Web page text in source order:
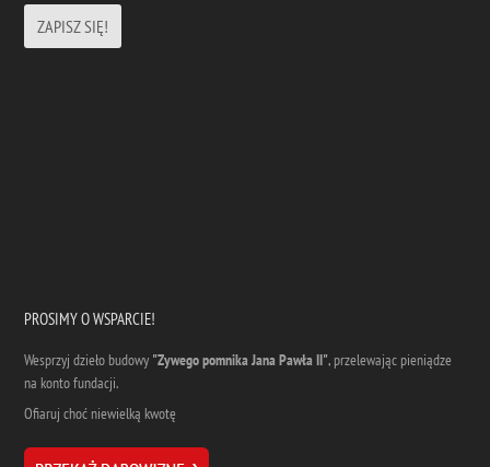
PROSIMY O WSPARCIE!
Wesprzyj dzieło budowy "Zywego pomnika Jana Pawła II", przelewając pieniądze
na konto fundacji.
Ofiaruj choć niewielką kwotę